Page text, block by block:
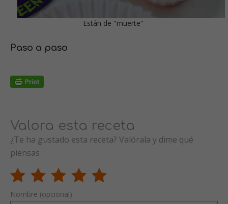
Están de "muerte"
Paso a paso
Valora esta receta
¿Te ha gustado esta receta? Valórala y dime qué
piensas
Nombre (opcional)